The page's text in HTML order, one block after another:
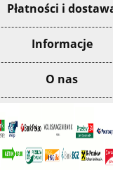
Płatności i
Informacje
O nas